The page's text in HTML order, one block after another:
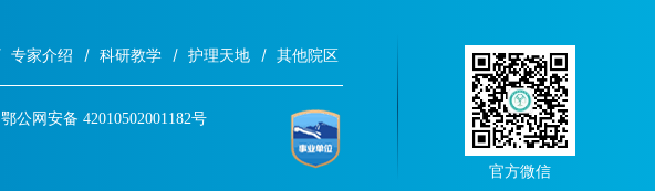
专家介绍 科研教学 护理天地 其他院区
鄂公网安备 42010502001182号
官方微信